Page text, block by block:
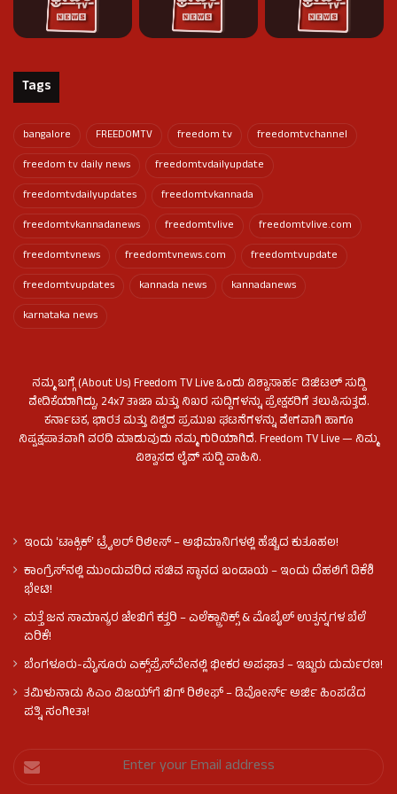
Tags
bangalore FREEDOMTV freedom tv
freedomtvchannel
freedom tv daily news
freedomtvdailyupdate
freedomtvdailyupdates
freedomtvkannada
freedomtvkannadanews
freedomtvlive
freedomtvlive.com
freedomtvnews
freedomtvnews.com
freedomtvupdate
freedomtvupdates
kannada news
kannadanews
karnataka news
ನಮ್ಮ ಬಗ್ಗೆ (About Us) Freedom TV Live ಒಂದು ವಿಶ್ವಾಸಾರ್ಹ ಡಿಜಿಟಲ್ ಸುದ್ದಿ
ವೇದಿಕೆಯಾಗಿದ್ದು, 24x7 ತಾಜಾ ಮತ್ತು ನಿಖರ ಸುದ್ದಿಗಳನ್ನು ಪ್ರೇಕ್ಷಕರಿಗೆ ತಲುಪಿಸುತ್ತದೆ.
ಕರ್ನಾಟಕ, ಭಾರತ ಮತ್ತು ವಿಶ್ವದ ಪ್ರಮುಖ ಘಟನೆಗಳನ್ನು ವೇಗವಾಗಿ ಹಾಗೂ
ನಿಷ್ಪಕ್ಷಪಾತವಾಗಿ ವರದಿ ಮಾಡುವುದು ನಮ್ಮ ಗುರಿಯಾಗಿದೆ. Freedom TV Live — ನಿಮ್ಮ
ವಿಶ್ವಾಸದ ಲೈವ್ ಸುದ್ದಿ ವಾಹಿನಿ.
ಇಂದು ʻಟಾಕ್ಸಿಕ್ʼ ಟ್ರೈಲರ್ ರಿಲೀಸ್‌ – ಅಭಿಮಾನಿಗಳಲ್ಲಿ ಹೆಚ್ಚಿದ ಕುತೂಹಲ!
ಕಾಂಗ್ರೆಸ್​ನಲ್ಲಿ ಮುಂದುವರಿದ ಸಚಿವ ಸ್ಥಾನದ ಬಂಡಾಯ – ಇಂದು ದೆಹಲಿಗೆ ಡಿಕೆಶಿ
ಭೇಟಿ!
ಮತ್ತೆ ಜನ ಸಾಮಾನ್ಯರ ಜೇಬಿಗೆ ಕತ್ತರಿ – ಎಲೆಕ್ಟ್ರಾನಿಕ್ಸ್ & ಮೊಬೈಲ್ ಉತ್ಪನ್ನಗಳ ಬೆಲೆ
ಏರಿಕೆ!
ಬೆಂಗಳೂರು-ಮೈಸೂರು ಎಕ್ಸ್‌ಪ್ರೆಸ್‌ವೇನಲ್ಲಿ ಭೀಕರ ಅಪಘಾತ – ಇಬ್ಬರು ದುರ್ಮರಣ!
ತಮಿಳುನಾಡು ಸಿಎಂ ವಿಜಯ್‌ಗೆ ಬಿಗ್ ರಿಲೀಫ್ – ಡಿವೋರ್ಸ್ ಅರ್ಜಿ ಹಿಂಪಡೆದ
ಪತ್ನಿ ಸಂಗೀತಾ!